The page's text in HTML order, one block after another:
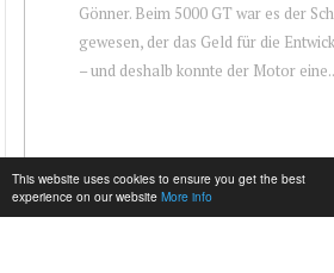
This website uses cookies to ensure you get the best
experience on our website More info
Gönner. Beim 5000 GT war es der
gewesen, der das Geld für die
– und deshalb konnte der Motor